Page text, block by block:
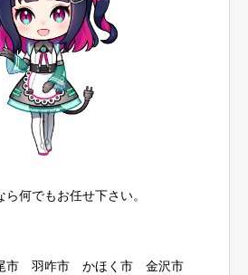
何でもお任せ下さい。
市 羽咋市 かほく市 金沢市